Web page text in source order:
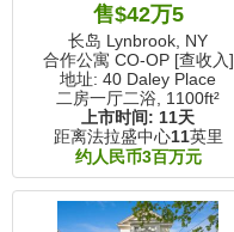
售$42万5
长岛 Lynbrook, NY
合作公寓 CO-OP [查收入]
地址: 40 Daley Place
二房一厅二浴, 1100ft²
上市时间: 11天
距离法拉盛中心11英里
约人民币3百万元